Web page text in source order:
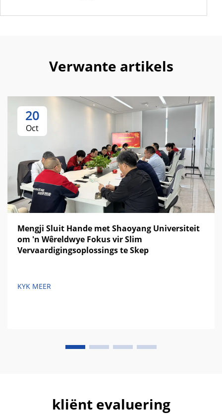
Verwante artikels
20
Oct
Mengji Sluit Hande met Shaoyang Universiteit
om 'n Wêreldwye Fokus vir Slim
Vervaardigingsoplossings te Skep
KYK MEER
kliënt evaluering